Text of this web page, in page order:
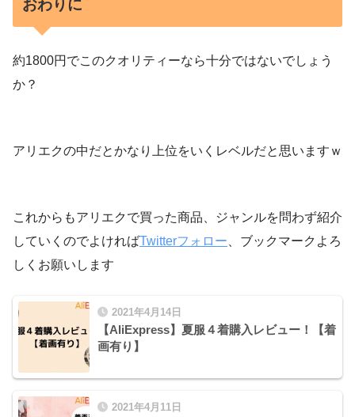
おわりに
約1800円でこのクオリティーなら十分ではないでしょう
か？
アリエクの中だとかなり上位をいくレベルだと思いますｗ
これからもアリエクで買った商品、ジャンルを問わず紹介
していくのでよければTwitterフォロー 、ブックマークよろ
しくお願いします
2021年4月14日
【AliExpress】夏服４着購入レビュー！【着
画有り】
2021年4月11日